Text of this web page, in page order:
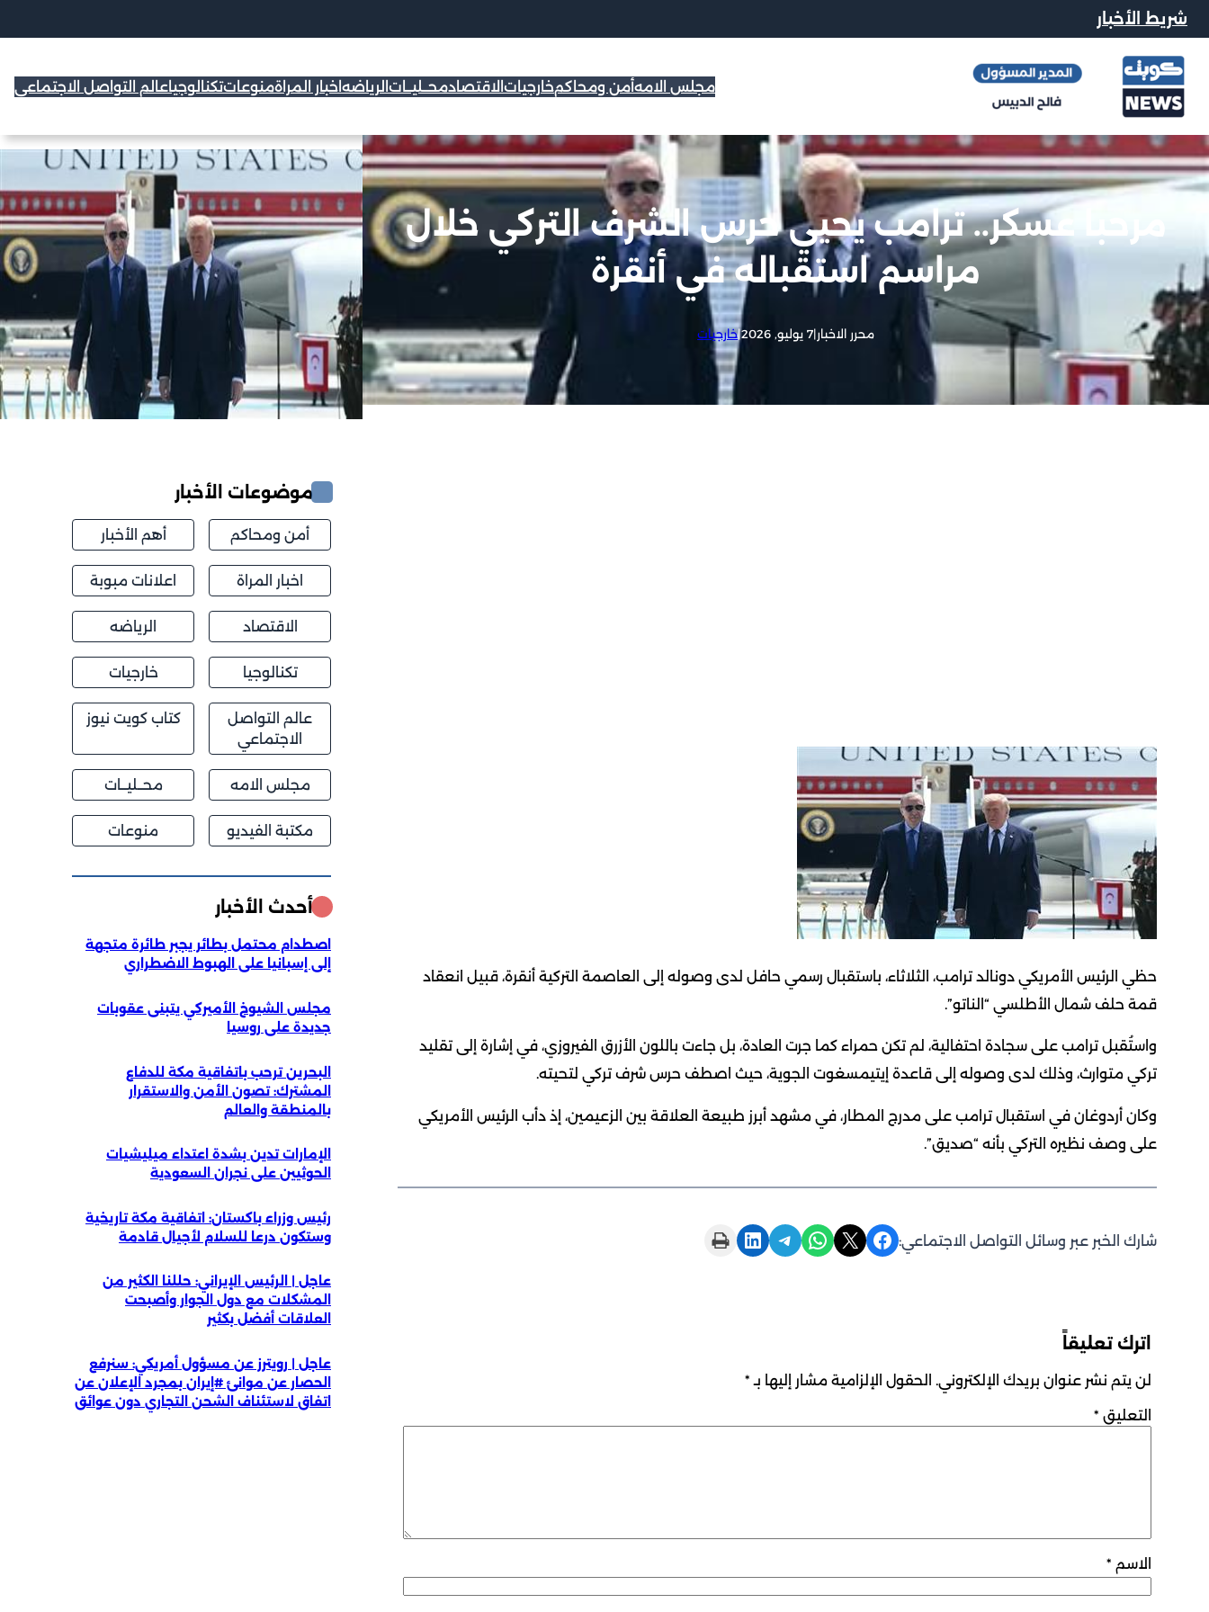
شريط الأخبار
مجلس الامهأمن ومحاكمخارجيات الاقتصادمحــليــات الرياضه اخبار المراةمنوعاتتكنالوجياعالم التواصل الاجتماعي
مرحبا عسكر.. ترامب يحيي حرس الشرف التركي خلال
مراسم استقباله في أنقرة
محرر الاخبار|7 يوليو, 2026 |خارجيات
حظي الرئيس الأمريكي دونالد ترامب، الثلاثاء، باستقبال رسمي حافل لدى وصوله إلى العاصمة التركية أنقرة، قبيل انعقاد
قمة حلف شمال الأطلسي “الناتو”.
واستُقبل ترامب على سجادة احتفالية، لم تكن حمراء كما جرت العادة، بل جاءت باللون الأزرق الفيروزي، في إشارة إلى تقليد
تركي متوارث، وذلك لدى وصوله إلى قاعدة إيتيمسغوت الجوية، حيث اصطف حرس شرف تركي لتحيته.
وكان أردوغان في استقبال ترامب على مدرج المطار، في مشهد أبرز طبيعة العلاقة بين الزعيمين، إذ دأب الرئيس الأمريكي
على وصف نظيره التركي بأنه “صديق”.
شارك الخبر عبر وسائل التواصل الاجتماعي: Share on Facebook
Share on X
Share on WhatsApp
Share on Telegram
Share on LinkedIn
Print this Page
اترك تعليقاً
لن يتم نشر عنوان بريدك الإلكتروني. الحقول الإلزامية مشار إليها بـ *
التعليق *
الاسم *
موضوعات الأخبار
أمن ومحاكم أهم الأخبار
اخبار المراة اعلانات مبوبة
الاقتصاد الرياضه
تكنالوجيا خارجيات
عالم التواصل
الاجتماعي
كتاب كويت نيوز
مجلس الامه محــليــات
مكتبة الفيديو منوعات
أحدث الأخبار
اصطدام محتمل بطائر يجبر طائرة متجهة
إلى إسبانيا على الهبوط الاضطراري
مجلس الشيوخ الأميركي يتبنى عقوبات
جديدة على روسيا
البحرين ترحب باتفاقية مكة للدفاع
المشترك: تصون الأمن والاستقرار
بالمنطقة والعالم
الإمارات تدين بشدة اعتداء ميليشيات
الحوثيين على نجران السعودية
رئيس وزراء باكستان: اتفاقية مكة تاريخية
وستكون درعا للسلام لأجيال قادمة
عاجل | الرئيس الإيراني: حللنا الكثير من
المشكلات مع دول الجوار وأصبحت
العلاقات أفضل بكثير
عاجل | رويترز عن مسؤول أمريكي: سنرفع
الحصار عن موانئ #إيران بمجرد الإعلان عن
اتفاق لاستئناف الشحن التجاري دون عوائق